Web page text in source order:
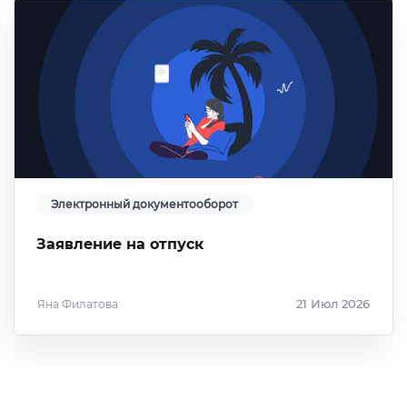
Электронный документооборот
Заявление на отпуск
Яна Филатова 21 Июл 2026